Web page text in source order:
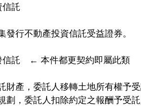
信託
發行不動產投資信託受益證券。
信託　← 本件都更契約即屬此類
財產，委託人移轉土地所有權予
劃，委託人扣除約定之報酬予受